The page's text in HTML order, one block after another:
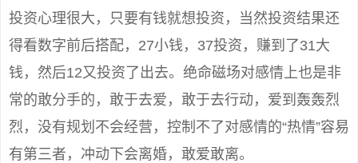
投资心理很大，只要有钱就想投资，当然投资结果还
得看数字前后搭配，27小钱，37投资，赚到了31大
钱，然后12又投资了出去。绝命磁场对感情上也是非
常的敢分手的，敢于去爱，敢于去行动，爱到轰轰烈
烈，没有规划不会经营，控制不了对感情的“热情”容易
有第三者，冲动下会离婚，敢爱敢离。